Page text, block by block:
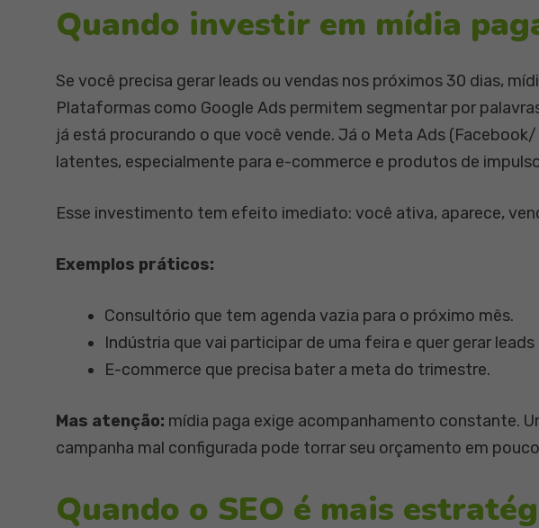
Quando investir em mídia
Se você precisa gerar leads ou vendas nos próximos 30 dias,
Plataformas como Google Ads permitem segmentar por
já está procurando o que você vende. Já o Meta Ads
latentes, especialmente para e-commerce e produtos de
Esse investimento tem efeito imediato: você ativa, aparece,
Exemplos práticos:
Consultório que tem agenda vazia para o próximo mês.
Indústria que vai participar de uma feira e quer gerar
E-commerce que precisa bater a meta do trimestre.
Mas atenção: mídia paga exige acompanhamento constante.
campanha mal configurada pode torrar seu orçamento em
Quando o SEO é mais